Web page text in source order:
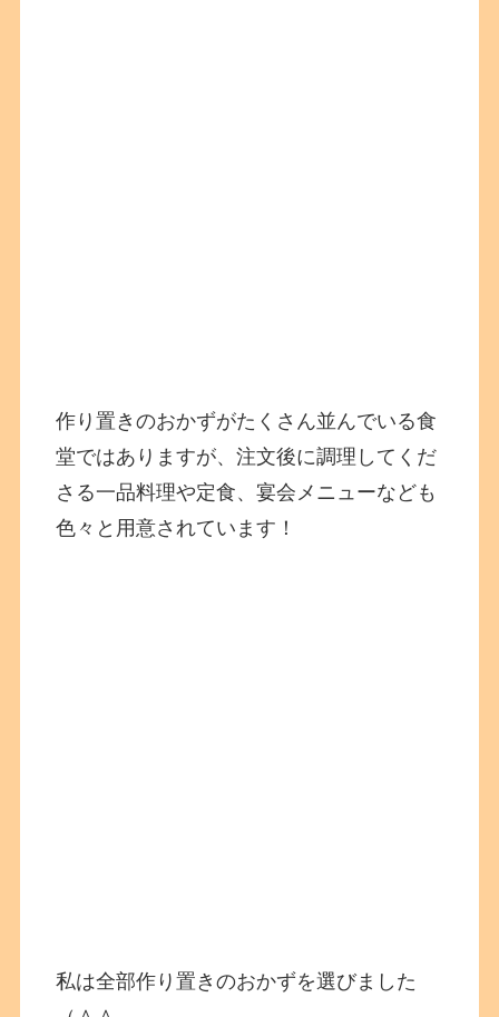
作り置きのおかずがたくさん並んでいる食
堂ではありますが、注文後に調理してくだ
さる一品料理や定食、宴会メニューなども
色々と用意されています！
私は全部作り置きのおかずを選びました